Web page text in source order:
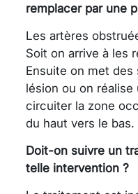
remplacer par une
Les artères
Soit on arrive à les
Ensuite on met
lésion ou on
circuiter la zone
du haut vers le bas.
Doit-on suivre un
telle intervention ?